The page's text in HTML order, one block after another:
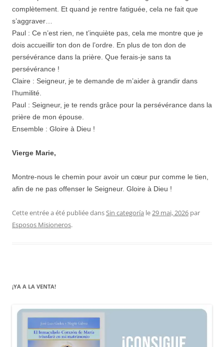
complètement. Et quand je rentre fatiguée, cela ne fait que
s’aggraver…
Paul : Ce n’est rien, ne t’inquiète pas, cela me montre que je
dois accueillir ton don de l’ordre. En plus de ton don de
persévérance dans la prière. Que ferais-je sans ta
persévérance !
Claire : Seigneur, je te demande de m’aider à grandir dans
l’humilité.
Paul : Seigneur, je te rends grâce pour la persévérance dans la
prière de mon épouse.
Ensemble : Gloire à Dieu !
Vierge Marie,
Montre-nous le chemin pour avoir un cœur pur comme le tien,
afin de ne pas offenser le Seigneur. Gloire à Dieu !
Cette entrée a été publiée dansSin categoría le29 mai, 2026 par
Esposos Misioneros.
¡YA A LA VENTA!